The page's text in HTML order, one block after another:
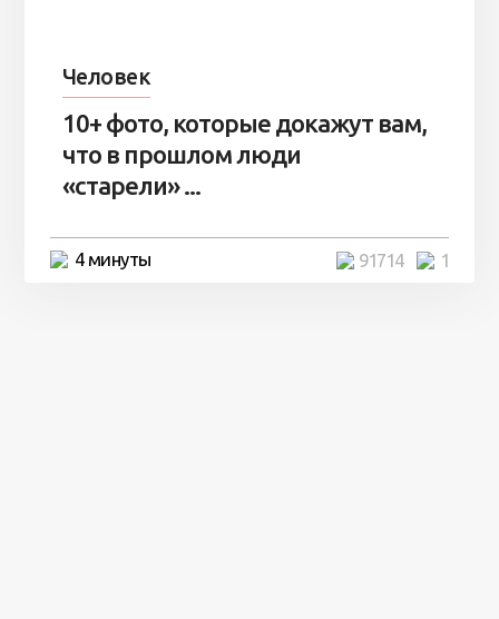
Человек
10+ фото, которые докажут вам,
что в прошлом люди
«старели» ...
4 минуты 1
91714